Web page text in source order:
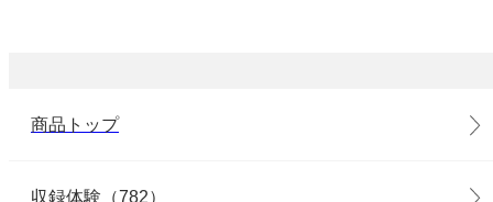
商品トップ
収録体験（782）